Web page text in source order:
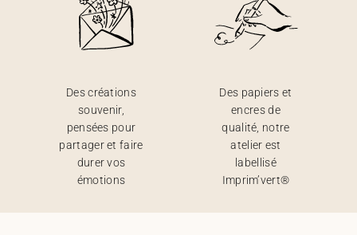
Des créations
souvenir,
pensées pour
partager et faire
durer vos
émotions
Des papiers et
encres de
qualité, notre
atelier est
labellisé
Imprim’vert®